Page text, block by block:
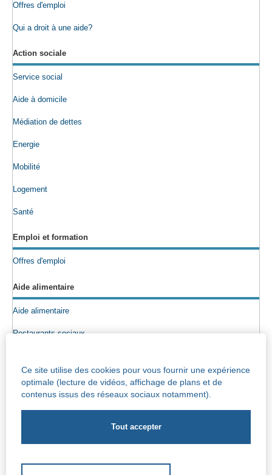
Ce site utilise des cookies pour vous fournir une expérience
optimale (lecture de vidéos, affichage de plans et de
contenus issus des réseaux sociaux notamment).
Offres d'emploi
Qui a droit à une aide?
Action sociale
Service social
Aide à domicile
Médiation de dettes
Energie
Mobilité
Logement
Santé
Emploi et formation
Offres d'emploi
Aide alimentaire
Aide alimentaire
Restaurants sociaux
Epicerie sociale